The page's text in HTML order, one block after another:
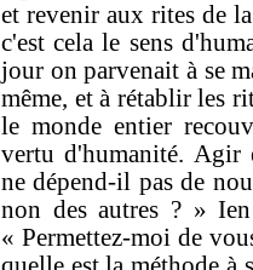
et revenir aux rites de
c'est cela le sens
jour on parvenait à se
même, et à rétablir les
le monde entier
vertu d'humanité. Agir
ne dépend-il pas de
non des autres ? »
« Permettez-moi de